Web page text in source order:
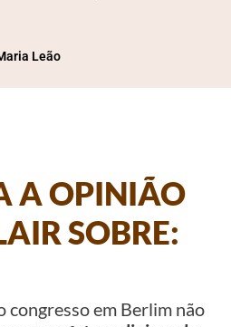
Leão
A OPINIÃO
SOBRE:
congresso em Berlim não